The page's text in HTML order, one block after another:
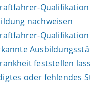
Qualifikation
nachweisen
feststellen
oder fehlendes